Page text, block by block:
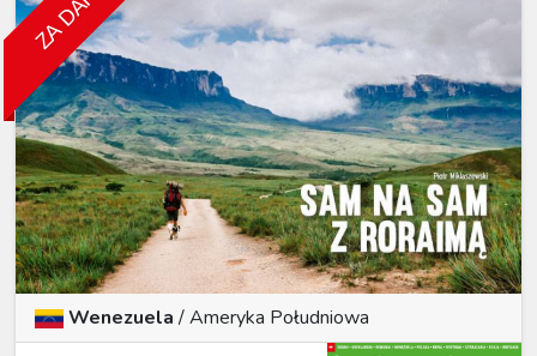
Wenezuela/Ameryka Południowa